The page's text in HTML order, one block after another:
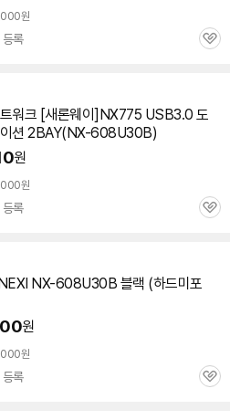
원
록
관
워크 [새론웨이]NX775 USB3.0 도
션 2BAY(NX-608U30B)
원
원
록
관
NX-608U30B 블랙 (하드미포
원
원
록
관